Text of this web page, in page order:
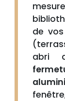
de vos
abri